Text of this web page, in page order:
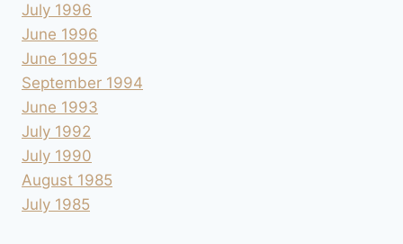
July 1996
June 1996
June 1995
September 1994
June 1993
July 1992
July 1990
August 1985
July 1985